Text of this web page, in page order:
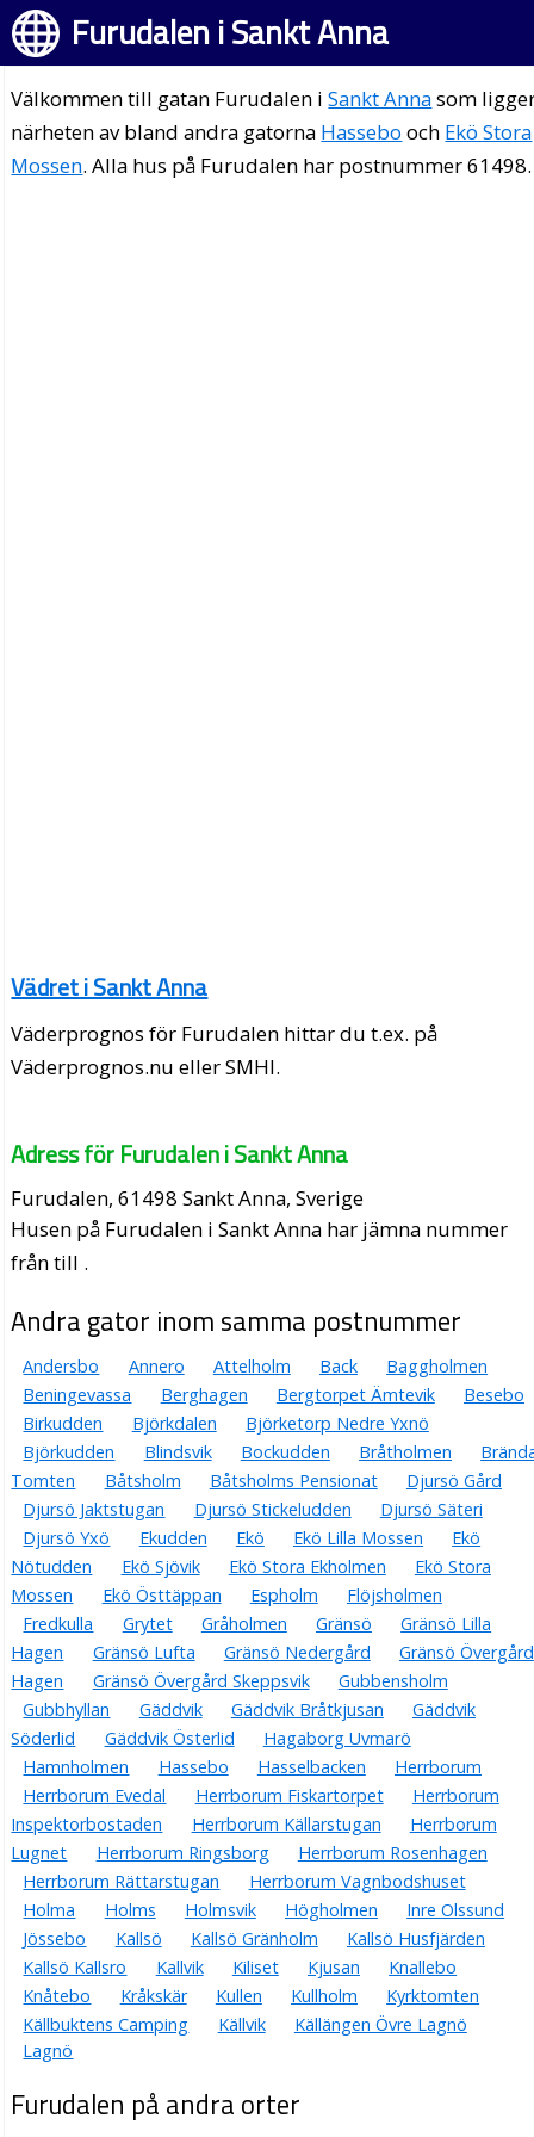
Furudalen i Sankt Anna
Välkommen till gatan Furudalen iSankt Annasom
närheten av bland andra gatorna Hassebo och Ekö Stora
Mossen. Alla hus på Furudalen har postnummer 61498.
Vädret i Sankt Anna
Väderprognos för Furudalen hittar du t.ex. på
Väderprognos.nu eller SMHI.
Adress för Furudalen i Sankt Anna
Furudalen, 61498 Sankt Anna, Sverige
Husen på Furudalen i Sankt Anna har jämna nummer
från till .
Andra gator inom samma postnummer
Andersbo Annero Attelholm Back
Baggholmen
Beningevassa
Berghagen Bergtorpet Ämtevik
Besebo
Birkudden
Björkdalen
Björketorp Nedre Yxnö
Björkudden
Blindsvik Bockudden Bråtholmen
Tomten
Båtsholm Båtsholms Pensionat
Djursö Gård
Djursö Jaktstugan
Djursö Stickeludden
Djursö Säteri
Djursö Yxö
Ekudden Ekö Ekö Lilla Mossen
Ekö
Nötudden
Ekö Sjövik Ekö Stora Ekholmen
Ekö Stora
Mossen
Ekö Östtäppan Espholm
Flöjsholmen
Fredkulla
Grytet Gråholmen Gränsö
Gränsö Lilla
Hagen
Gränsö Lufta Gränsö Nedergård
Gränsö Övergård
Hagen
Gränsö Övergård Skeppsvik
Gubbensholm
Gubbhyllan
Gäddvik Gäddvik Bråtkjusan
Gäddvik
Söderlid
Gäddvik Österlid
Hagaborg Uvmarö
Hamnholmen
Hassebo Hasselbacken
Herrborum
Herrborum Evedal
Herrborum Fiskartorpet
Herrborum
Inspektorbostaden
Herrborum Källarstugan
Herrborum
Lugnet
Herrborum Ringsborg
Herrborum Rosenhagen
Herrborum Rättarstugan
Herrborum Vagnbodshuset
Holma
Holms Holmsvik Högholmen
Inre Olssund
Jössebo
Kallsö Kallsö Gränholm
Kallsö Husfjärden
Kallsö Kallsro
Kallvik Kiliset Kjusan
Knallebo
Knåtebo
Kråkskär Kullen Kullholm
Kyrktomten
Källbuktens Camping
Källvik
Källängen Övre Lagnö
Lagnö
Furudalen på andra orter